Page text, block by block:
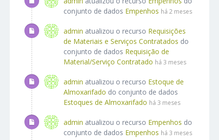
conjunto de dados Empenhos há 2 meses
admin atualizou o recurso Requisições
de Materiais e Serviços Contratados do
conjunto de dados Requisição de
Material/Serviço Contratado há 3 meses
admin atualizou o recurso Estoque de
Almoxarifado do conjunto de dados
Estoques de Almoxarifado há 3 meses
admin atualizou o recurso Empenhos do
conjunto de dados Empenhos há 3 meses